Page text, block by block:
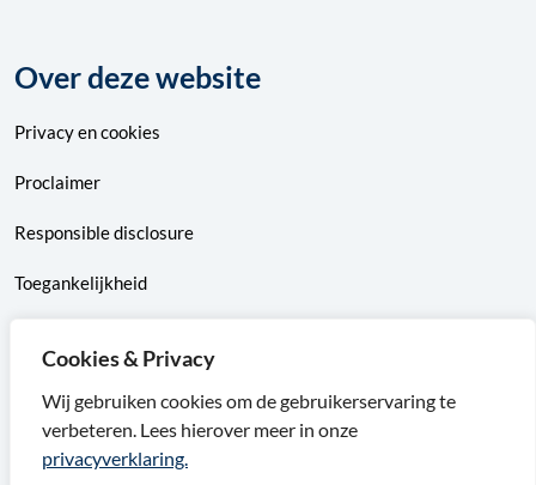
Cookies & Privacy
Wij gebruiken cookies om de gebruikerservaring te
verbeteren. Lees hierover meer in onze
privacyverklaring.
Over deze website
Privacyencookies
Proclaimer
Responsible disclosure
Toegankelijkheid
F
X